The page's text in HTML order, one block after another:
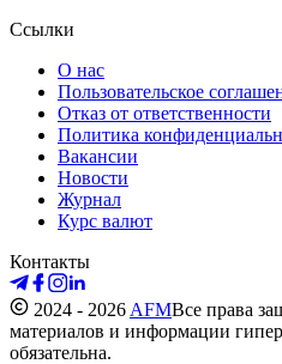
Ссылки
О нас
Пользовательское
Отказ от ответственности
Политика
Вакансии
Новости
Журнал
Курс валют
Контакты
2024 - 2026 AFMВсе права
материалов и информации
обязательна.